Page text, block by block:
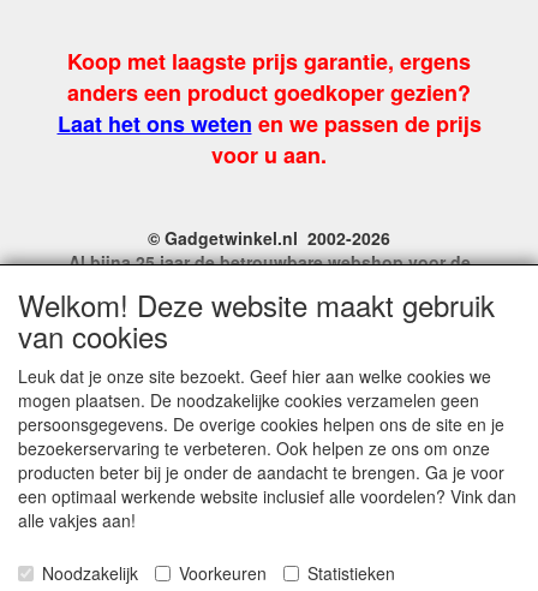
Koop met laagste prijs garantie, ergens
anders een product goedkoper gezien?
Laat het ons weten en we passen de prijs
voor u aan.
© Gadgetwinkel.nl 2002-2026
Al bijna 25 jaar de betrouwbare webshop voor de
Site Name, Ownership and Design Copyright by
another website, or otherwise copied or reproduced without
our explicit written permission.
For more information on this site please contact:
webmaster@gadgetwinkel.nl
KvK No. 14060358
Welkom! Deze website maakt gebruik
van cookies
Leuk dat je onze site bezoekt. Geef hier aan welke cookies we
mogen plaatsen. De noodzakelijke cookies verzamelen geen
persoonsgegevens. De overige cookies helpen ons de site en je
bezoekerservaring te verbeteren. Ook helpen ze ons om onze
producten beter bij je onder de aandacht te brengen. Ga je voor
een optimaal werkende website inclusief alle voordelen? Vink dan
alle vakjes aan!
Noodzakelijk Voorkeuren Statistieken